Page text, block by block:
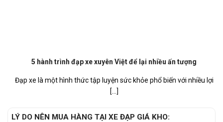
5 hành trình đạp xe xuyên Việt để lại nhiều ấn tượng
Đạp xe là một hình thức tập luyện sức khỏe phổ biến với nhiều lợi
[...]
LÝ DO NÊN MUA HÀNG TẠI XE ĐẠP GIÁ KHO: